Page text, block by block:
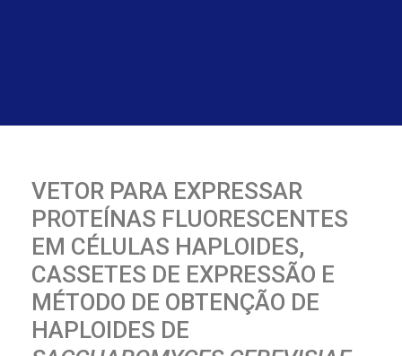
VETOR PARA EXPRESSAR
PROTEÍNAS FLUORESCENTES
EM CÉLULAS HAPLOIDES,
CASSETES DE EXPRESSÃO E
MÉTODO DE OBTENÇÃO DE
HAPLOIDES DE